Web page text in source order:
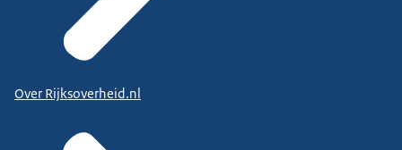
Over Rijksoverheid.nl